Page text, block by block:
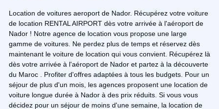
Location de voitures aeroport de Nador. Récupérez votre voiture
de location RENTAL AIRPORT dès votre arrivée à l'aéroport de
Nador ! Notre agence de location vous propose une large
gamme de voitures. Ne perdez plus de temps et réservez dès
maintenant le voiture de location qui vous convient. Récupérez là
dès votre arrivée à l'aéroport de Nador et partez à la découverte
du Maroc . Profiter d'offres adaptées à tous les budgets. Pour un
séjour de plus d'un mois, les agences proposent une location de
voiture longue durée à Nador à des prix réduits. Si vous vous
décidez pour un séjour de moins d'une semaine, la location de